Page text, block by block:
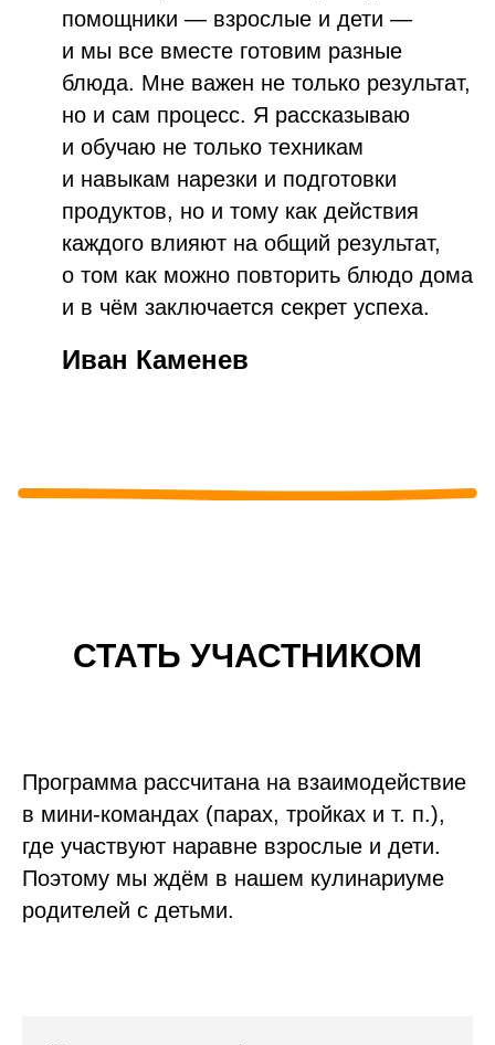
помощники — взрослые и дети —
и мы все вместе готовим разные
блюда. Мне важен не только результат,
но и сам процесс. Я рассказываю
и обучаю не только техникам
и навыкам нарезки и подготовки
продуктов, но и тому как действия
каждого влияют на общий результат,
о том как можно повторить блюдо дома
и в чём заключается секрет успеха.
Иван Каменев
СТАТЬ УЧАСТНИКОМ
Программа рассчитана на взаимодействие
в мини-командах (парах, тройках и т. п.),
где участвуют наравне взрослые и дети.
Поэтому мы ждём в нашем кулинариуме
родителей с детьми.